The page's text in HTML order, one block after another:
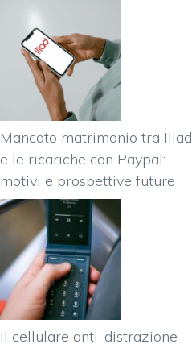
Mancato matrimonio tra Iliad
e le ricariche con Paypal:
motivi e prospettive future
Il cellulare anti-distrazione